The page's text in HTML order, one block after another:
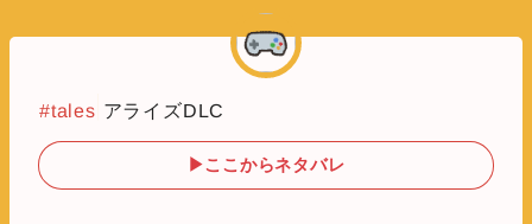
#tales アライズDLC
▶ここからネタバレ